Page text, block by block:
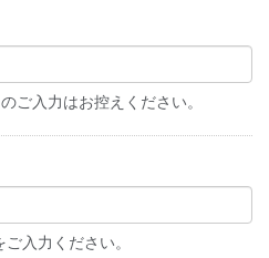
ご入力はお控えください。
入力ください。